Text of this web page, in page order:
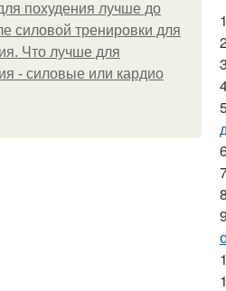
похудения лучше до
силовой тренировки для
Что лучше для
- силовые или кардио